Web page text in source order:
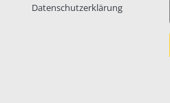
Datenschutzerklärung